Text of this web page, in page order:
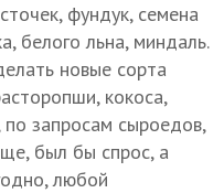
фундук, семена
белого льна, миндаль.
новые сорта
кокоса,
запросам сыроедов,
был бы спрос, а
любой